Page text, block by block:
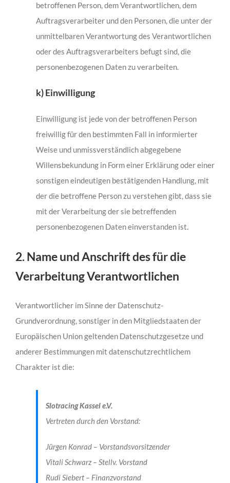
betroffenen Person, dem Verantwortlichen, dem
Auftragsverarbeiter und den Personen, die unter der
unmittelbaren Verantwortung des Verantwortlichen
oder des Auftragsverarbeiters befugt sind, die
personenbezogenen Daten zu verarbeiten.
k) Einwilligung
Einwilligung ist jede von der betroffenen Person
freiwillig für den bestimmten Fall in informierter
Weise und unmissverständlich abgegebene
Willensbekundung in Form einer Erklärung oder einer
sonstigen eindeutigen bestätigenden Handlung, mit
der die betroffene Person zu verstehen gibt, dass sie
mit der Verarbeitung der sie betreffenden
personenbezogenen Daten einverstanden ist.
2. Name und Anschrift des für die
Verarbeitung Verantwortlichen
Verantwortlicher im Sinne der Datenschutz-
Grundverordnung, sonstiger in den Mitgliedstaaten der
Europäischen Union geltenden Datenschutzgesetze und
anderer Bestimmungen mit datenschutzrechtlichem
Charakter ist die:
Slotracing Kassel e.V.
Vertreten durch den Vorstand:
Jürgen Konrad – Vorstandsvorsitzender
Vitali Schwarz – Stellv. Vorstand
Rudi Siebert – Finanzvorstand